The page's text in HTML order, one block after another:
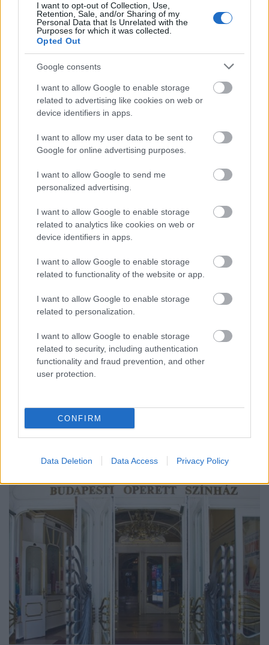
I want to opt-out of Collection, Use,
Retention, Sale, and/or Sharing of my
Personal Data that Is Unrelated with the
Purposes for which it was collected.
Opted Out
Google consents
I want to allow Google to enable storage
related to advertising like cookies on web or
device identifiers in apps.
I want to allow my user data to be sent to
Google for online advertising purposes.
I want to allow Google to send me
personalized advertising.
I want to allow Google to enable storage
related to analytics like cookies on web or
device identifiers in apps.
I want to allow Google to enable storage
related to functionality of the website or app.
I want to allow Google to enable storage
related to personalization.
I want to allow Google to enable storage
related to security, including authentication
functionality and fraud prevention, and other
user protection.
CONFIRM
Data Deletion Data Access Privacy Policy
Mangós sör, avagy mikroszínház
magyar módra
szinhaz szerk.• 2018. július 11.
Jól leütött labdákkal és kicsit elgurulókkal,
kifejezetten ígéretes ez az alulról jövő színházcsináló
kezdeményezés.
Túlsúlyos örökség a Hatszín
Teátrumban
Andrew Bovell Majd ha az eső eláll című
családdrámáját mutatják be augusztusban.